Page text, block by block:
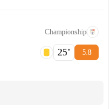
Championship
25‎’‎ 5.8